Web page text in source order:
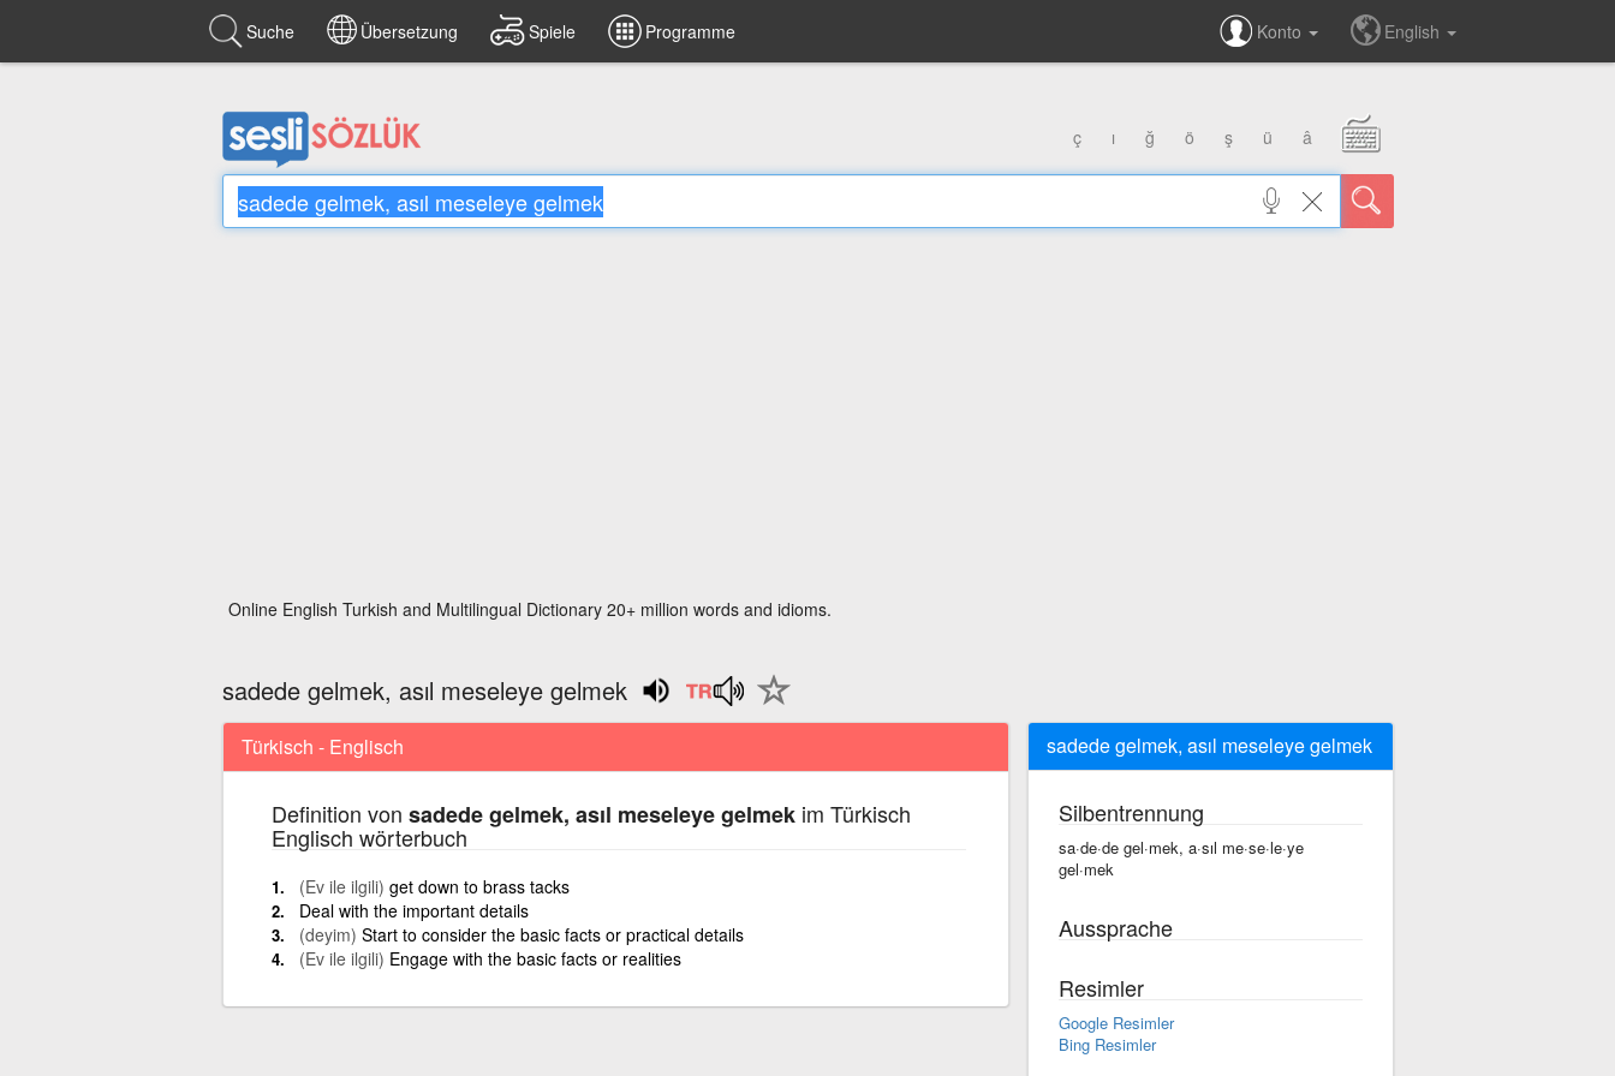
Suche Übersetzung Spiele Programme Konto English
ç ı ğ ö ş ü â
Online English Turkish and Multilingual Dictionary 20+ million words and idioms.
sadede gelmek, asıl meseleye gelmek
Türkisch - Englisch
Definition von sadede gelmek, asıl meseleye gelmekim Türkisch
Englisch wörterbuch
(Ev ile ilgili) get down to brass tacks
Deal with the important details
(deyim) Start to consider the basic facts or practical details
(Ev ile ilgili) Engage with the basic facts or realities
sadede gelmek, asıl meseleye gelmek
Silbentrennung
sa·de·de gel·mek, a·sıl me·se·le·ye
gel·mek
Aussprache
Resimler
Google Resimler
Bing Resimler